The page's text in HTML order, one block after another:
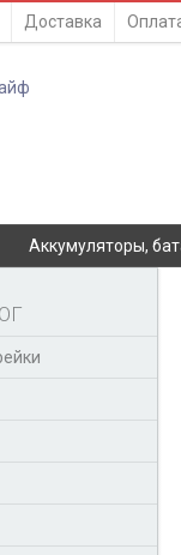
Доставка
Аккумуляторы,